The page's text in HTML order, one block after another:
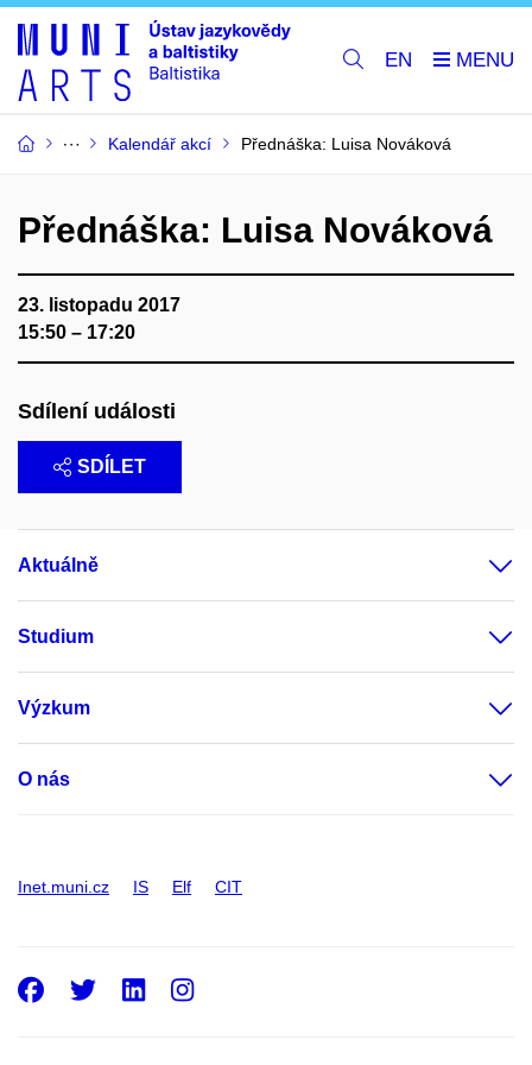
EN
Kalendář akcí Přednáška: Luisa Nováková
Přednáška: Luisa Nováková
23. listopadu 2017
15:50 – 17:20
Sdílení události
SDÍLET
Aktuálně
Studium
Výzkum
O nás
Inet.muni.cz IS Elf CIT
Facebook
Twitter
LinkedIn
Instagram